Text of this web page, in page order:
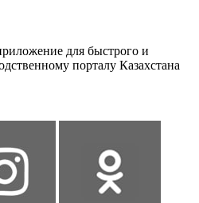
для быстрого и
порталу Казахстана